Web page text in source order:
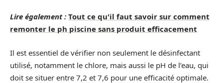
Lire également : Tout ce qu'il faut savoir sur comment
remonter le ph piscine sans produit efficacement
Il est essentiel de vérifier non seulement le désinfectant
utilisé, notamment le chlore, mais aussi le pH de l’eau, qui
doit se situer entre 7,2 et 7,6 pour une efficacité optimale.